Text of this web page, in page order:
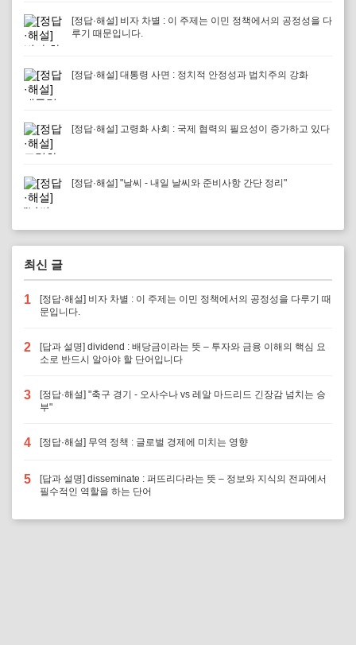
[정답·해설] 비자 차별 : 이 주제는 이민 정책에서의 공정성을 다
루기 때문입니다.
[정답·해설] 대통령 사면 : 정치적 안정성과 법치주의 강화
[정답·해설] 고령화 사회 : 국제 협력의 필요성이 증가하고 있다
[정답·해설] "날씨 - 내일 날씨와 준비사항 간단 정리"
최신 글
1
[정답·해설] 비자 차별 : 이 주제는 이민 정책에서의 공정성을 다루기 때
문입니다.
2
[답과 설명] dividend : 배당금이라는 뜻 – 투자와 금융 이해의 핵심 요
소로 반드시 알아야 할 단어입니다
3
[정답·해설] "축구 경기 - 오사수나 vs 레알 마드리드 긴장감 넘치는 승
부"
4 [정답·해설] 무역 정책 : 글로벌 경제에 미치는 영향
5
[답과 설명] disseminate : 퍼뜨리다라는 뜻 – 정보와 지식의 전파에서
필수적인 역할을 하는 단어